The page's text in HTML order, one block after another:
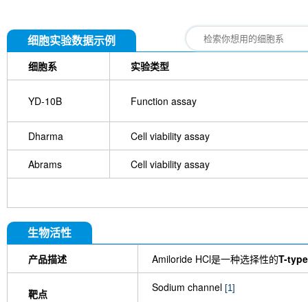
细胞实验数据示例
细胞系 实验类型
YD-10B Function assay
Dharma Cell viability assay
Abrams Cell viability assay
生物活性
产品描述 Amiloride HCl是一种选择性的T-
靶点 Sodium channel [1]